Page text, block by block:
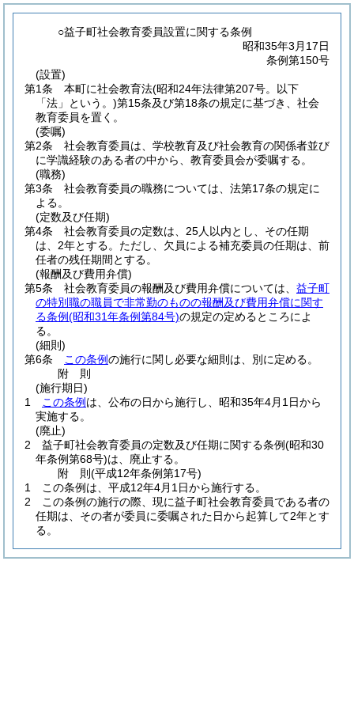
○益子町社会教育委員設置に関する条例
昭和35年3月17日
条例第150号
(設置)
第1条
本町に社会教育法(昭和24年法律第207号。以下
「法」という。)第15条及び第18条の規定に基づき、社会
教育委員を置く。
(委嘱)
第2条
社会教育委員は、学校教育及び社会教育の関係者並び
に学識経験のある者の中から、教育委員会が委嘱する。
(職務)
第3条
社会教育委員の職務については、法第17条の規定に
よる。
(定数及び任期)
第4条
社会教育委員の定数は、25人以内とし、その任期
は、2年とする。 ただし、欠員による補充委員の任期は、前
任者の残任期間とする。
(報酬及び費用弁償)
第5条
社会教育委員の報酬及び費用弁償については、 益子町
の特別職の職員で非常勤のものの報酬及び費用弁償に関す
る条例(昭和31年条例第84号)の規定の定めるところによ
る。
(細則)
第6条
この条例の施行に関し必要な細則は、別に定める。
附 則
(施行期日)
1
この条例 は、公布の日から施行し、昭和35年4月1日から
実施する。
(廃止)
2
益子町社会教育委員の定数及び任期に関する条例(昭和30
年条例第68号)は、廃止する。
附 則(平成12年条例第17号)
1
この条例は、平成12年4月1日から施行する。
2
この条例の施行の際、現に益子町社会教育委員である者の
任期は、その者が委員に委嘱された日から起算して2年とす
る。